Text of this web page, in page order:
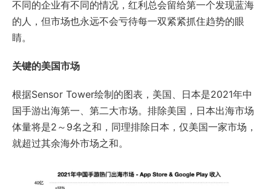
不同的企业有不同的情况，红利总会留给第一个发现蓝海
的人，但市场也永远不会亏待每一双紧紧抓住趋势的眼
睛。
关键的美国市场
根据Sensor Tower绘制的图表，美国、日本是2021年中
国手游出海第一、第二大市场。排除美国，日本出海市场
体量将是2～9名之和，同理排除日本，仅美国一家市场，
就超过其余海外市场之和。